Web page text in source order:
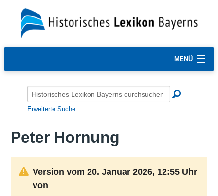
MENÜ
Erweiterte Suche
Peter Hornung
Version vom 20. Januar 2026, 12:55 Uhr
von